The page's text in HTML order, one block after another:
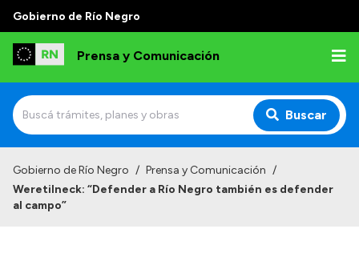
Gobierno de Río Negro
Prensa y Comunicación
Buscar
Institucional
Gobierno de Río Negro / Prensa y Comunicación /
Weretilneck: “Defender a Río Negro también es defender
al campo”